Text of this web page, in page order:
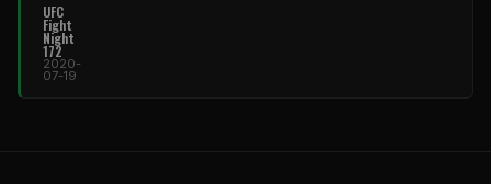
UFC
Fight
Night
172
2020-
07-19